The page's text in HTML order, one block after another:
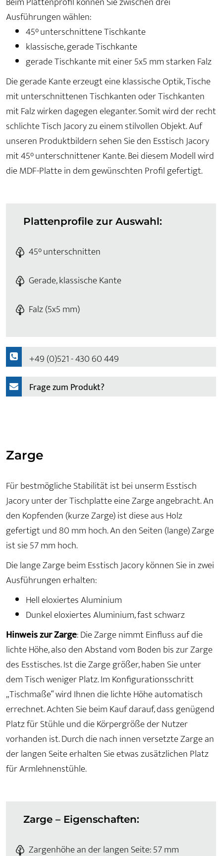
Ausführungen wählen:
45° unterschnittene Tischkante
klassische, gerade Tischkante
gerade Tischkante mit einer 5x5 mm starken Falz
Die gerade Kante erzeugt eine klassische Optik, Tische
mit unterschnittenen Tischkanten oder Tischkanten
mit Falz wirken dagegen eleganter. Somit wird der recht
schlichte Tisch Jacory zu einem stilvollen Objekt. Auf
unseren Produktbildern sehen Sie den Esstisch Jacory
mit 45° unterschnittener Kante. Bei diesem Modell wird
die MDF-Platte in dem gewünschten Profil gefertigt.
Plattenprofile zur Auswahl:
45° unterschnitten
Gerade, klassische Kante
Falz (5x5 mm)
+49 (0)521 - 430 60 449
Frage zum Produkt?
Zarge
Für bestmögliche Stabilität ist bei unserm Esstisch
Jacory unter der Tischplatte eine Zarge angebracht. An
den Kopfenden (kurze Zarge) ist diese aus Holz
gefertigt und 80 mm hoch. An den Seiten (lange) Zarge
ist sie 57 mm hoch.
Die lange Zarge beim Esstisch Jacory können Sie in zwei
Ausführungen erhalten:
Hell eloxiertes Aluminium
Dunkel eloxiertes Aluminium, fast schwarz
Hinweis zur Zarge: Die Zarge nimmt Einfluss auf die
lichte Höhe, also den Abstand vom Boden bis zur Zarge
des Esstisches. Ist die Zarge größer, haben Sie unter
dem Tisch weniger Platz. Im Konfigurationsschritt
„Tischmaße“ wird Ihnen die lichte Höhe automatisch
errechnet. Achten Sie beim Kauf darauf, dass genügend
Platz für Stühle und die Körpergröße der Nutzer
vorhanden ist. Durch die nach innen versetzte Zarge an
der langen Seite erhalten Sie etwas zusätzlichen Platz
für Armlehnenstühle.
Zarge – Eigenschaften:
Zargenhöhe an der langen Seite: 57 mm